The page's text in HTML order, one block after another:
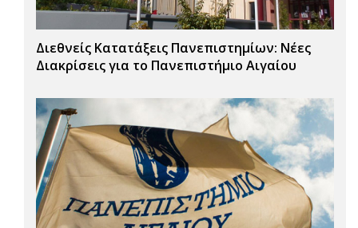
Διεθνείς Κατατάξεις Πανεπιστημίων: Νέες
Διακρίσεις για το Πανεπιστήμιο Αιγαίου